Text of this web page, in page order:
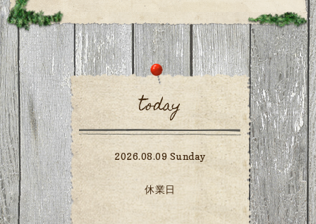
today
2026.08.09 Sunday
休業日